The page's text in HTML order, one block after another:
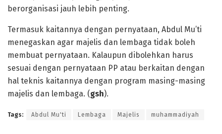
berorganisasi jauh lebih penting.
Termasuk kaitannya dengan pernyataan, Abdul Mu’ti
menegaskan agar majelis dan lembaga tidak boleh
membuat pernyataan. Kalaupun dibolehkan harus
sesuai dengan pernyataan PP atau berkaitan dengan
hal teknis kaitannya dengan program masing-masing
majelis dan lembaga. (gsh).
Tags: Abdul Mu'ti Lembaga Majelis muhammadiyah